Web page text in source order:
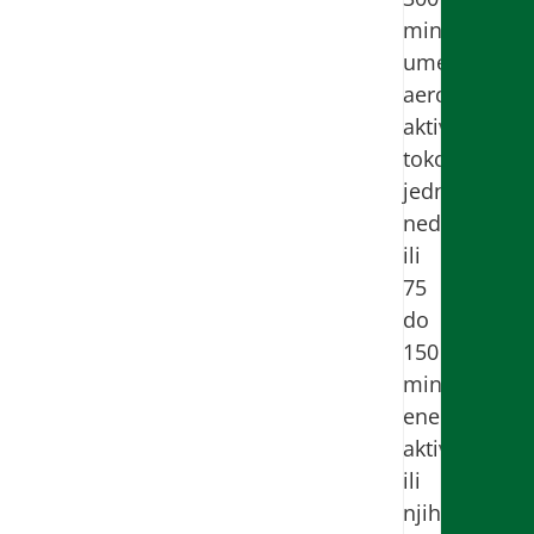
minuta
umerene
aerobne
aktivnosti
tokom
jedne
nedelje
ili
75
do
150
minuta
energične
aktivnosti
ili
njihovu